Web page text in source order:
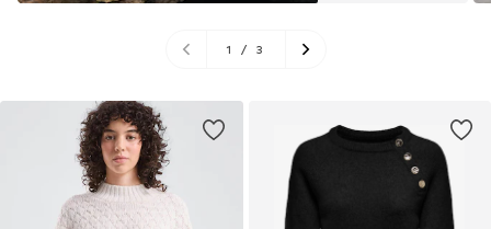
1 / 3